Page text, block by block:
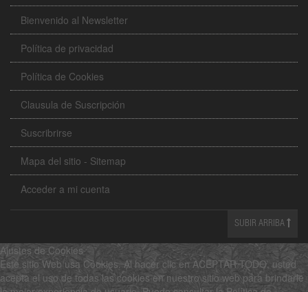
Bienvenido al Newsletter
Política de privacidad
Política de Cookies
Clausula de Suscripción
Suscribrirse
Mapa del sitio - Sitemap
Acceder a mi cuenta
SUBIR ARRIBA
Ajustes de Cookies
Este sitio Web usa Cookies. Al hacer clic en ACEPTAR TODO, usted
acepta el uso de todas las cookies en nuestro sitio web para brindarle